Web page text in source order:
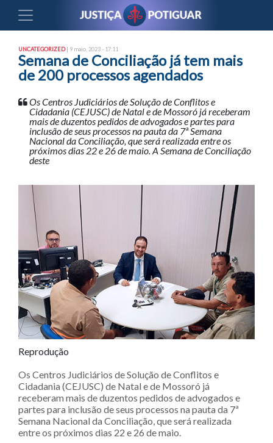
UNCATEGORIZED| 9 maio, 2023 - 17:11
Semana de Conciliação já tem mais
de 200 processos agendados
Os Centros Judiciários de Solução de Conflitos e
Cidadania (CEJUSC) de Natal e de Mossoró já receberam
mais de duzentos pedidos de advogados e partes para
inclusão de seus processos na pauta da 7ª Semana
Nacional da Conciliação, que será realizada entre os
próximos dias 22 e 26 de maio. A Semana de Conciliação
deste
Reprodução
Os Centros Judiciários de Solução de Conflitos e
Cidadania (CEJUSC) de Natal e de Mossoró já
receberam mais de duzentos pedidos de advogados e
partes para inclusão de seus processos na pauta da 7ª
Semana Nacional da Conciliação, que será realizada
entre os próximos dias 22 e 26 de maio.